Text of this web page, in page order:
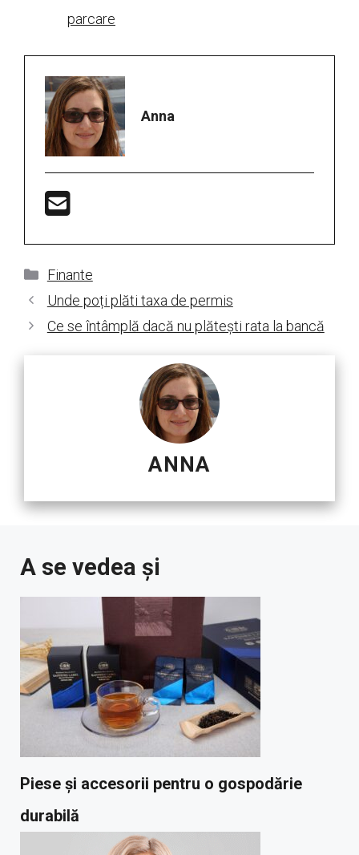
parcare
Anna
Categorii
Finante
Unde poți plăti taxa de permis
Ce se întâmplă dacă nu plătești rata la bancă
ANNA
A se vedea și
Piese și accesorii pentru o gospodărie
durabilă